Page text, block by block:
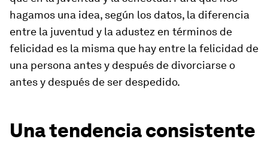
hagamos una idea, según los datos, la diferencia
entre la juventud y la adustez en términos de
felicidad es la misma que hay entre la felicidad de
una persona antes y después de divorciarse o
antes y después de ser despedido.
Una tendencia consistente